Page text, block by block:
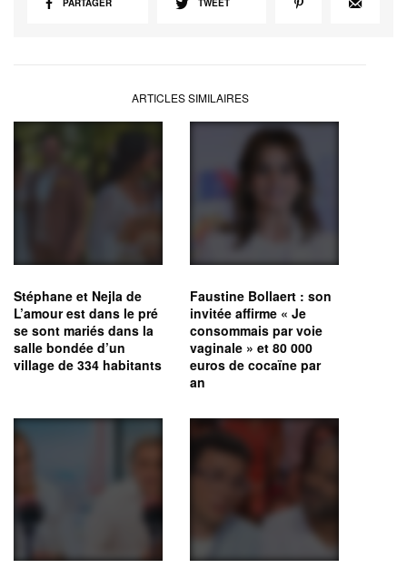
PARTAGER TWEET
ARTICLES SIMILAIRES
Stéphane et Nejla de
L’amour est dans le pré
se sont mariés dans la
salle bondée d’un
village de 334 habitants
Faustine Bollaert : son
invitée affirme « Je
consommais par voie
vaginale » et 80 000
euros de cocaïne par
an